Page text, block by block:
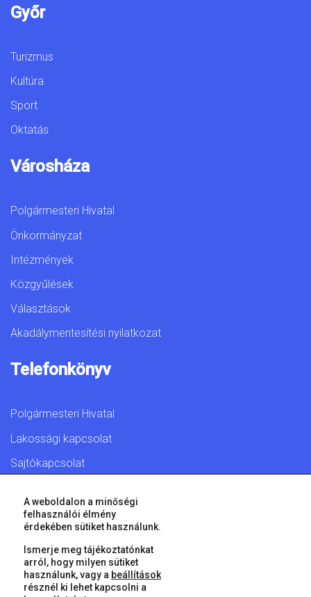
Győr
Turizmus
Kultúra
Sport
Oktatás
Városháza
Polgármesteri Hivatal
Önkormányzat
Intézmények
Közgyűlések
Választások
Akadálymentesítési nyilatkozat
Telefonkönyv
Polgármesteri Hivatal
Lakossági kapcsolat
Sajtókapcsolat
© 2026 Győr Megyei Jogú Város • Minden jog fenntartva!
A weboldalon a minőségi
felhasználói élmény
érdekében sütiket használunk.
Ismerje meg tájékoztatónkat
arról, hogy milyen sütiket
használunk, vagy a beállítások
résznél ki lehet kapcsolni a